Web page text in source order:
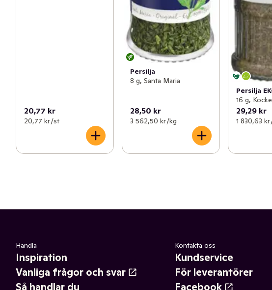
20,77 kr
20,77 kr /st
Persilja
8 g, Santa Maria
28,50 kr
3 562,50 kr /kg
Persilja
16 g,
29,29 kr
1 830,63 kr
Handla
Inspiration
Vanliga frågor och svar
Så handlar du
Kontakta oss
Kundservice
För leverantörer
Facebook